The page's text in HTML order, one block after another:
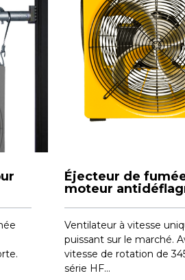
Éjecteur de
moteur
Ventilateur à vitesse
puissant sur le marché.
vitesse de rotation de
série HF...